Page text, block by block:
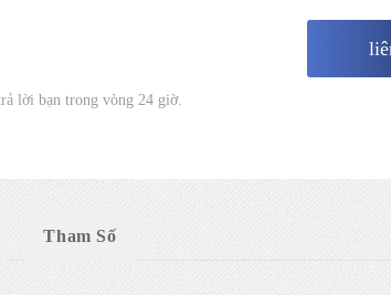
lời bạn trong vòng 24 giờ.
Tham Số